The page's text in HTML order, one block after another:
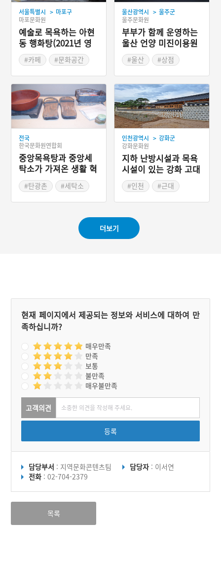
서울특별시 > 마포구
마포문화원
예술로 목욕하는 아현
동 행화탕(2021년 영
업종료)
#카페
#문화공간
#오래된 목욕탕
울산광역시 > 울주군
울주문화원
부부가 함께 운영하는
울산 언양 미진이용원
#울산
#상점
전국
한국문화원연합회
중앙목욕탕과 중앙세
탁소가 가져온 생활 혁
명#탄광촌
#세탁소
인천광역시 > 강화군
강화문화원
지하 난방시설과 목욕
시설이 있는 강화 고대
섭 가옥
#인천
#근대
더보기
현재 페이지에서 제공되는 정보와 서비스에 대하여 만
족하십니까?
매우만족
만족
보통
불만족
매우불만족
고객의견
등록
담당부서 : 지역문화콘텐츠팀 담당자 : 이서연
전화 : 02-704-2379
목록